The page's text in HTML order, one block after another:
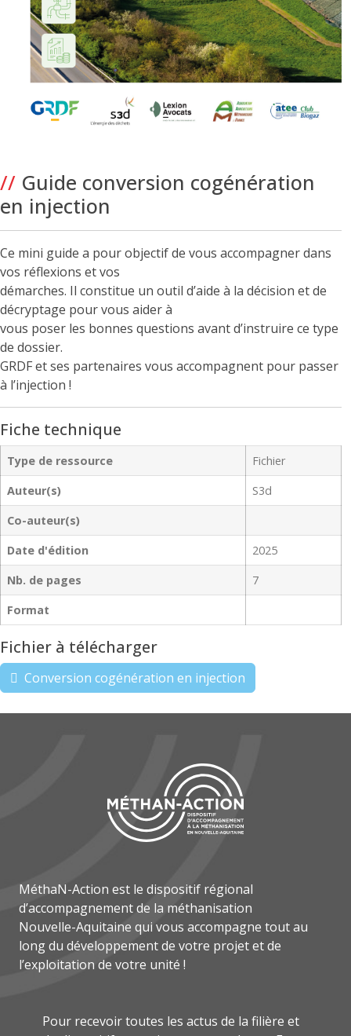
// Guide conversion cogénération
en injection
Ce mini guide a pour objectif de vous accompagner dans
vos réflexions et vos
démarches. Il constitue un outil d’aide à la décision et de
décryptage pour vous aider à
vous poser les bonnes questions avant d’instruire ce type
de dossier.
GRDF et ses partenaires vous accompagnent pour passer
à l’injection !
Fiche technique
Type de ressource
Fichier
Auteur(s)
S3d
Co-auteur(s)
Date d'édition
2025
Nb. de pages
7
Format
Fichier à télécharger
Conversion cogénération en injection
MéthaN-Action est le dispositif régional
d’accompagnement de la méthanisation
Nouvelle-Aquitaine qui vous accompagne tout au
long du développement de votre projet et de
l’exploitation de votre unité !
Pour recevoir toutes les actus de la filière et